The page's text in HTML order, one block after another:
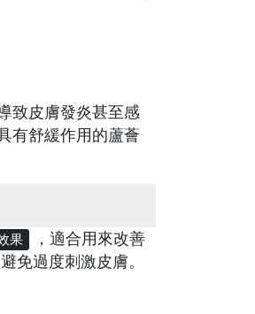
致皮膚發炎甚至感
有舒緩作用的蘆薈
果
，適合用來改善
免過度刺激皮膚。